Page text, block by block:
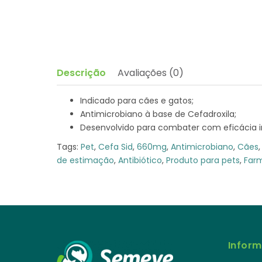
Descrição Avaliações (0)
Indicado para cães e gatos;
Antimicrobiano à base de Cefadroxila;
Desenvolvido para combater com eficácia
Tags: Pet, Cefa Sid, 660mg, Antimicrobiano, Cães,
de estimação, Antibiótico, Produto para pets,